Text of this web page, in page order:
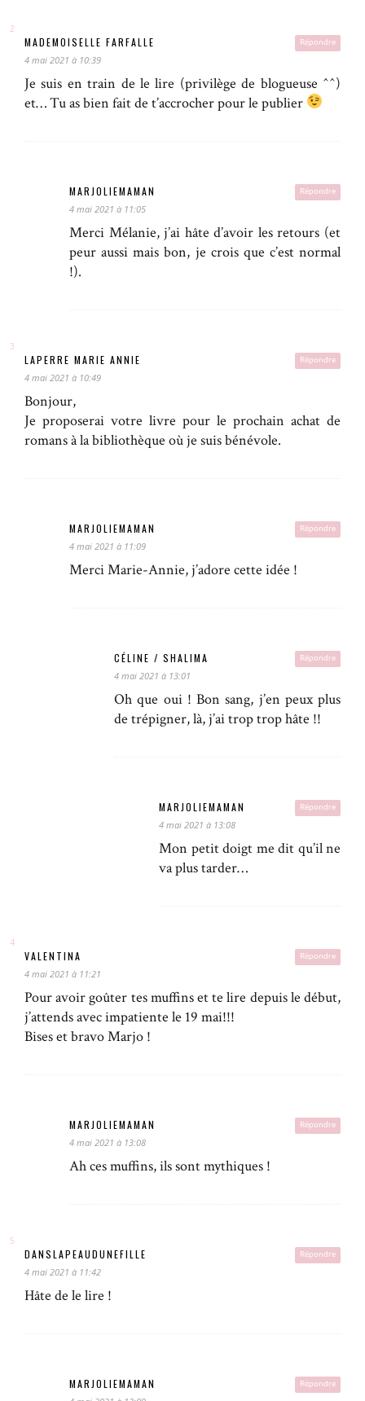
Répondre
MADEMOISELLE FARFALLE
4 mai 2021 à 10:39
Je suis en train de le lire (privilège de blogueuse ^^)
et… Tu as bien fait de t’accrocher pour le publier
Répondre
MARJOLIEMAMAN
4 mai 2021 à 11:05
Merci Mélanie, j’ai hâte d’avoir les retours (et
peur aussi mais bon, je crois que c’est normal
!).
Répondre
LAPERRE MARIE ANNIE
4 mai 2021 à 10:49
Bonjour,
Je proposerai votre livre pour le prochain achat de
romans à la bibliothèque où je suis bénévole.
Répondre
MARJOLIEMAMAN
4 mai 2021 à 11:09
Merci Marie-Annie, j’adore cette idée !
Répondre
CÉLINE / SHALIMA
4 mai 2021 à 13:01
Oh que oui ! Bon sang, j’en peux plus
de trépigner, là, j’ai trop trop hâte !!
Répondre
MARJOLIEMAMAN
4 mai 2021 à 13:08
Mon petit doigt me dit qu’il ne
va plus tarder…
Répondre
VALENTINA
4 mai 2021 à 11:21
Pour avoir goûter tes muffins et te lire depuis le début,
j’attends avec impatiente le 19 mai!!!
Bises et bravo Marjo !
Répondre
MARJOLIEMAMAN
4 mai 2021 à 13:08
Ah ces muffins, ils sont mythiques !
Répondre
DANSLAPEAUDUNEFILLE
4 mai 2021 à 11:42
Hâte de le lire !
Répondre
MARJOLIEMAMAN